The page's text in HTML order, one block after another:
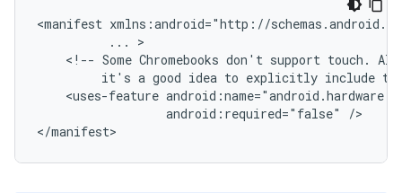
<manifest
...
<!-- Some Chromebooks don't support touch.
it's a good idea to explicitly include
<uses-feature
android:required="false"
/>